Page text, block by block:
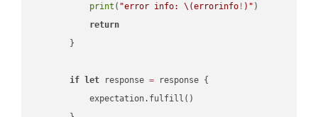
print ( "error info: \(errorinfo ! ) " )
return
        }
if let response = response {
            expectation.fulfill()